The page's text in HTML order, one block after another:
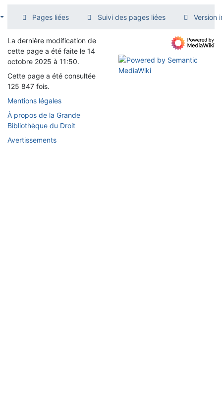
Pages liées Suivi des pages liées Version
La dernière modification de
cette page a été faite le 14
octobre 2025 à 11:50.
Cette page a été consultée
125 847 fois.
Mentions légales
À propos de la Grande
Bibliothèque du Droit
Avertissements